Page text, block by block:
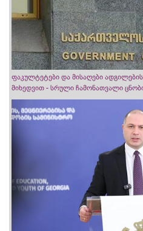
ფაკულტეტები და მისაღები
მიხედვით - სრული ჩამონათვალი